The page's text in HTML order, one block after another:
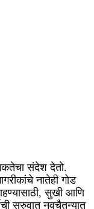
संदेश देतो.
नातेही गोड
सुखी आणि
सुरुवात नवचैतन्यात